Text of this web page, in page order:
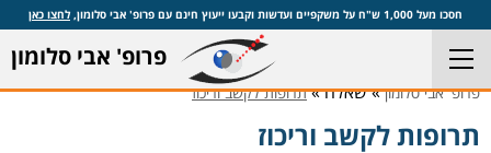
חסכו מעל 1,000 ש"ח על משקפיים ועדשות וקבעו ייעוץ חינם עם פרופ' אבי סלומון, לחצו כאן
פרופ' אבי סלומון
פרופ' אבי סלומון» שאלה »תרופות לקשב וריכוז
תרופות לקשב וריכוז